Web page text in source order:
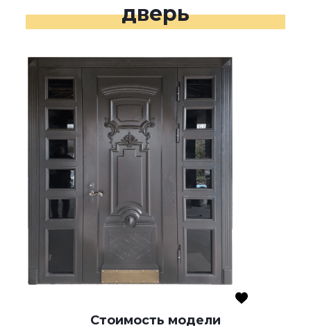
дверь
Стоимость модели